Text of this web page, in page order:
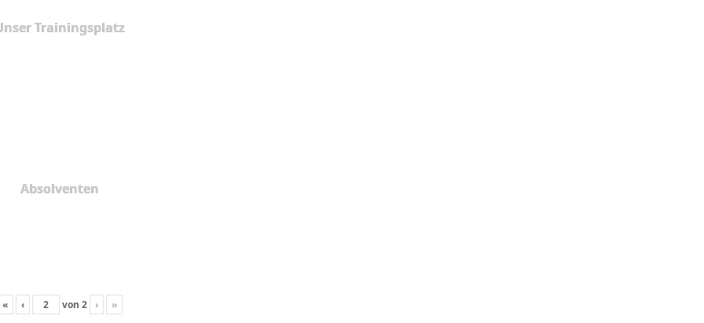
Trainingsplatz
Absolventen
« ‹ von2 › »